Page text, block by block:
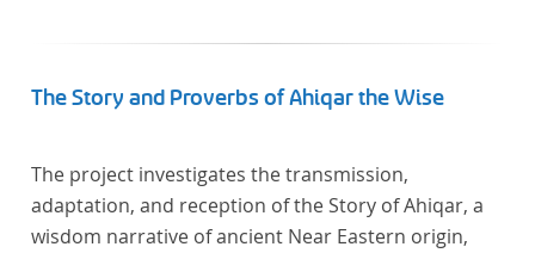
The Story and Proverbs of Ahiqar the Wise
The project investigates the transmission,
adaptation, and reception of the Story of Ahiqar, a
wisdom narrative of ancient Near Eastern origin,